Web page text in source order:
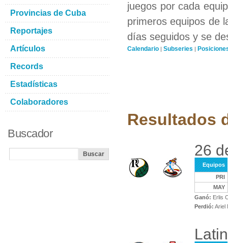
juegos por cada
primeros equipos de
días seguidos y se
Calendario | Subseries |
Resultados
26
Equipos
PRI
MAY
Ganó: Erlis
Perdió: Ariel
Provincias de Cuba
Reportajes
Artículos
Records
Estadísticas
Colaboradores
Buscador